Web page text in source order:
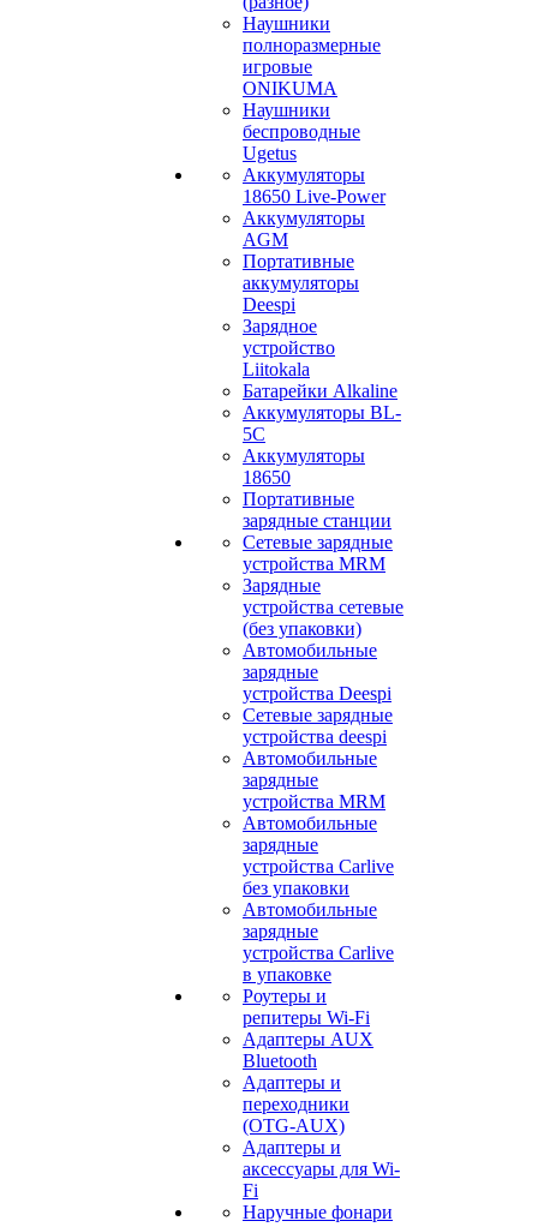
Наушники
полноразмерные
игровые
ONIKUMA
Наушники
беспроводные
Ugetus
Аккумуляторы
18650 Live-Power
Аккумуляторы
АGM
Портативные
аккумуляторы
Deespi
Зарядное
устройство
Liitokala
Батарейки Alkaline
Аккумуляторы BL-
5C
Аккумуляторы
18650
Портативные
зарядные станции
Сетевые зарядные
устройства MRM
Зарядные
устройства сетевые
(без упаковки)
Автомобильные
зарядные
устройства Deespi
Сетевые зарядные
устройства deespi
Автомобильные
зарядные
устройства MRM
Автомобильные
зарядные
устройства Carlive
без упаковки
Автомобильные
зарядные
устройства Carlive
в упаковке
Роутеры и
репитеры Wi-Fi
Адаптеры AUX
Bluetooth
Адаптеры и
переходники
(OTG-AUX)
Адаптеры и
аксессуары для Wi-
Fi
Наручные фонари